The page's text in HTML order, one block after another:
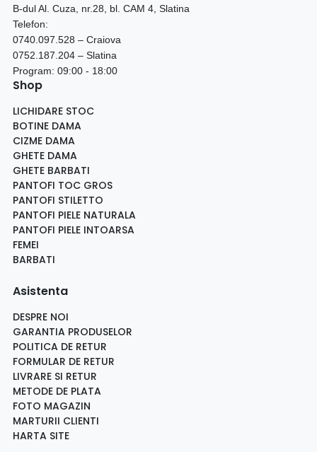
B-dul Al. Cuza, nr.28, bl. CAM 4, Slatina
Telefon:
0740.097.528 – Craiova
0752.187.204 – Slatina
Program: 09:00 - 18:00
Shop
LICHIDARE STOC
BOTINE DAMA
CIZME DAMA
GHETE DAMA
GHETE BARBATI
PANTOFI TOC GROS
PANTOFI STILETTO
PANTOFI PIELE NATURALA
PANTOFI PIELE INTOARSA
FEMEI
BARBATI
Asistenta
DESPRE NOI
GARANTIA PRODUSELOR
POLITICA DE RETUR
FORMULAR DE RETUR
LIVRARE SI RETUR
METODE DE PLATA
FOTO MAGAZIN
MARTURII CLIENTI
HARTA SITE